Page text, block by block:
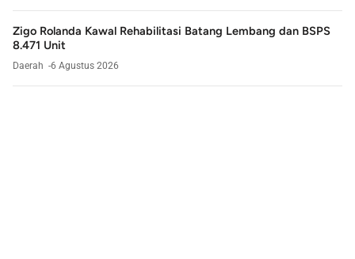
Zigo Rolanda Kawal Rehabilitasi Batang Lembang dan BSPS
8.471 Unit
Daerah 6 Agustus 2026